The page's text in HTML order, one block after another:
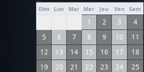
Dim Lun Mar Mer Jeu Ven Sam
1 2 3
4
5
6 7 8 9 10
11
12
13 14 15 16 17
18
19
20 21 22 23 24
25